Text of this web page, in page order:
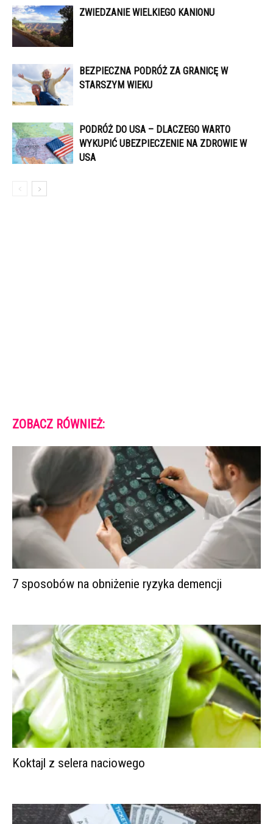
ZWIEDZANIE WIELKIEGO KANIONU
BEZPIECZNA PODRÓŻ ZA GRANICĘ W
STARSZYM WIEKU
PODRÓŻ DO USA – DLACZEGO WARTO
WYKUPIĆ UBEZPIECZENIE NA ZDROWIE W
USA
ZOBACZ RÓWNIEŻ:
7 sposobów na obniżenie ryzyka demencji
Koktajl z selera naciowego